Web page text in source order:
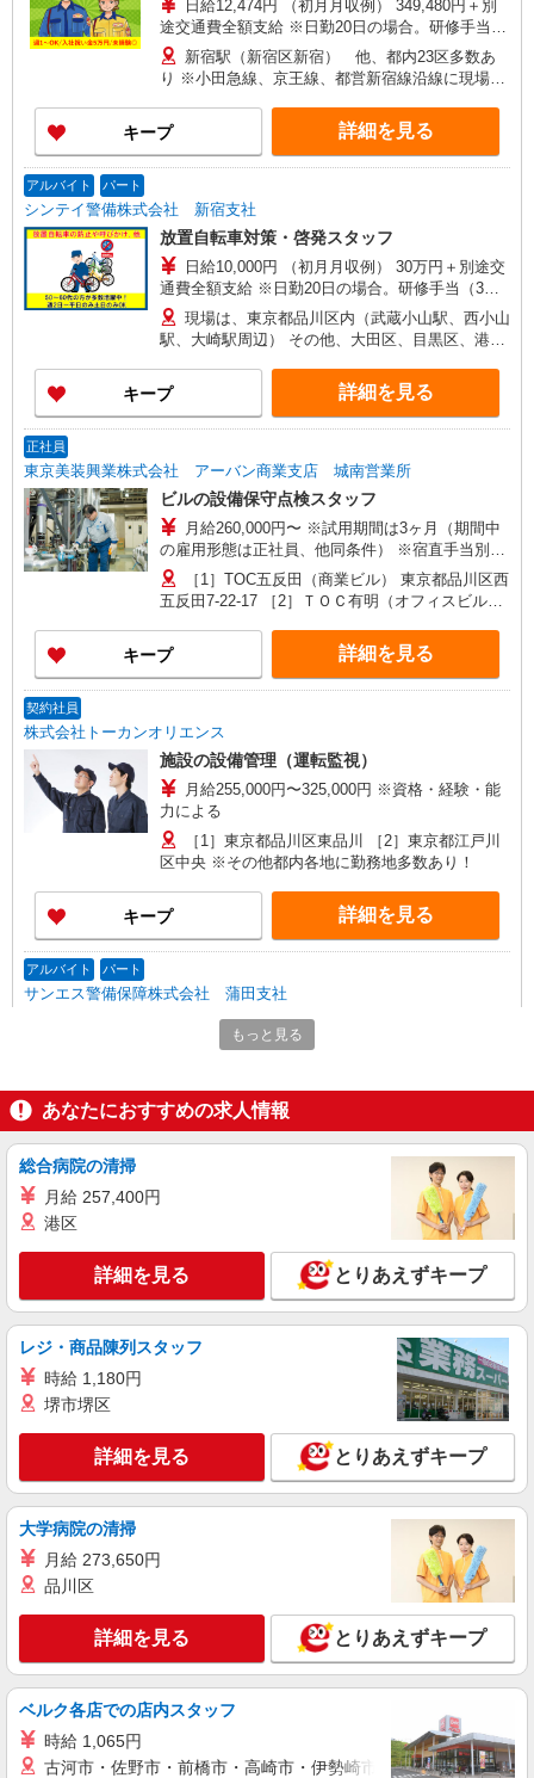
日給12,474円 （初月月収例） 349,480円＋別
途交通費全額支給 ※日勤20日の場合。研修手当
（3日間で3万円）、入社祝金5万円含む 【各種手
当】 ・精勤手当：1,000円/日 ※週4回以上勤務の
場合 ・資格手当（交通誘導警備業務資格手当
300円〜1,000円/日） ・研修手当：3日間30,000円
・入社祝金：合計5万円 【給与は週払いor月払
い、選べます】 ★週払い（毎週水曜） ※勤務日数
払いサービスの利用も可能！ 働いた分だけ事前に
お給料を受け取ることもできます！（規定あり）
新宿駅（新宿区新宿） 他、都内23区多数あ
り ※小田急線、京王線、都営新宿線沿線に現場有
近く JR中央線「武蔵小金井駅」近く 東京メトロ
千代田線、日比谷線、丸ノ内線「霞が関駅」近く
他JR山手線各駅など
キープ 詳細を見る
アルバイト パート
シンテイ警備株式会社 新宿支社
放置自転車対策・啓発スタッフ
日給10,000円 （初月月収例） 30万円＋別途交
通費全額支給 ※日勤20日の場合。研修手当（3日
間で3万円）、入社祝金5万円含む 【各種手当】
・精勤手当：1,000円/日 ※週4回以上勤務の場合
・研修手当：3日間30,000円 ・入社祝金：合計5万
円 【給与は週払いor月払い、選べます】 ★週払い
（毎週水曜） ※勤務日数によって規定あり ★月払
い（毎月25日） 給料前払いシステムの利用も可
現場は、東京都品川区内（武蔵小山駅、西小山
駅、大崎駅周辺） その他、大田区、目黒区、港
中心にお仕事多数あります お気軽にご相談くださ
い 【登録は新宿】 JR、小田急、京王、東京メト
ロ丸の内線、 都営地下鉄副都心線など新宿駅西口
軽にお越し下さい。
キープ 詳細を見る
正社員
東京美装興業株式会社 アーバン商業支店 城南営業所
ビルの設備保守点検スタッフ
月給260,000円〜 ※試用期間は3ヶ月（期間中
の雇用形態は正社員、他同条件） ※宿直手当別途
支給 ＜技術手当＞ 電気主任技術者1種・2種（月
30,000円）、3種（月15,000円） 電気工事士2種
（月5,000円） 建築物環境衛生管理技術者（月
7,000円） 冷凍機械責任者3種（月3,000円） 消防
設備士 など ※支給額上限（70,000円／月）
［1］TOC五反田（商業ビル） 東京都品川区西
五反田7-22-17 ［2］ＴＯＣ有明（オフィスビル）
キープ 詳細を見る
契約社員
株式会社トーカンオリエンス
施設の設備管理（運転監視）
月給255,000円〜325,000円 ※資格・経験・能
力による
［1］東京都品川区東品川 ［2］東京都江戸川
区中央 ※その他都内各地に勤務地多数あり！
キープ 詳細を見る
アルバイト パート
サンエス警備保障株式会社 蒲田支社
高日給の交通誘導警備
無資格・未経験の方 日給13,500円〜 交通誘導
資格者（資格が必要な現場での勤務時） 日給
15,000円〜 さらに・・・ ★交通誘導警備2級、ま
たは指導教育責任者の資格をお持ちの方は、 サ
ンエス警備保障特別給付金 100,000円支給 ※30
勤務30,000円 さらに30勤務後70,000円（規定
有） ★過去3年以内に1年以上の経験ある方は、7
時間の新任研修後、 研修費として60,000円支給
東京都品川区 ※周辺エリアにも勤務地多数♪
※勤務地充足の際は、他近隣の勤務地をご案内い
たします
キープ 詳細を見る
アルバイト
サンエス警備保障株式会社 渋谷支社
高日給の交通誘導警備
無資格・未経験の方 日給13,500円〜 交通誘導
資格者（資格が必要な現場での勤務時） 日給
たは指導教育責任者の資格をお持ちの方は、 サ
ンエス警備保障特別給付金 100,000円支給 ※30
勤務30,000円 さらに30勤務後70,000円（規定
有） ★過去3年以内に1年以上の経験ある方は、7
時間の新任研修後、 研修費として60,000円支給
（規定有）
東京都品川区 ※周辺エリアにも勤務地多数♪
※勤務地充足の際は、他近隣の勤務地をご案内い
キープ 詳細を見る
アルバイト パート
SPD株式会社
［1］当務／日給23,289円 ［2］夜勤／日給
当務12勤務の場合） ［2］月収243,040円（月／夜
勤20勤務の場合）
東京都品川区東品川
キープ 詳細を見る
アルバイト パート
サンエス警備保障株式会社 蒲田支社
もっと見る
あなたにおすすめの求人情報
総合病院の清掃
月給 257,400円
港区
詳細を見る とりあえずキープ
レジ・商品陳列スタッフ
時給 1,180円
堺市堺区
詳細を見る とりあえずキープ
大学病院の清掃
月給 273,650円
品川区
詳細を見る とりあえずキープ
ベルク各店での店内スタッフ
時給 1,065円
古河市・佐野市・前橋市・高崎市・伊勢崎市・太田市・館林市